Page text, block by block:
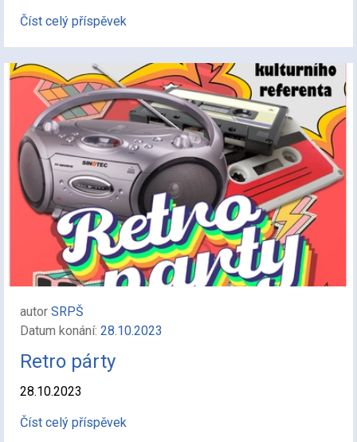
Číst celý příspěvek
autor SRPŠ
Datum konání: 28.10.2023
Retro párty
28.10.2023
Číst celý příspěvek